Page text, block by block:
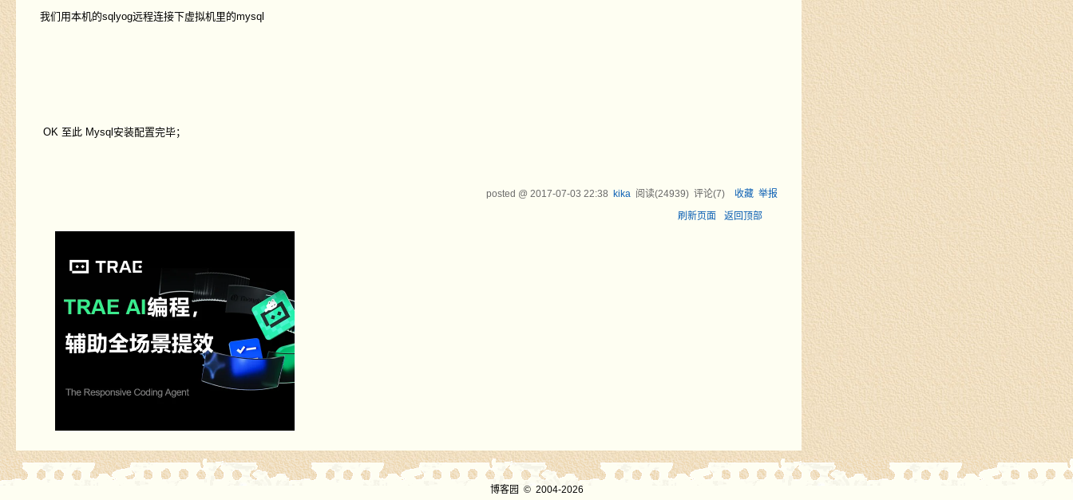
我们用本机的sqlyog远程连接下虚拟机里的mysql
OK 至此 Mysql安装配置完毕；
posted @2017-07-03 22:38 kika 阅读(24939) 评论(7) 收藏 举报
刷新页面
返回顶部
博客园 © 2004-2026